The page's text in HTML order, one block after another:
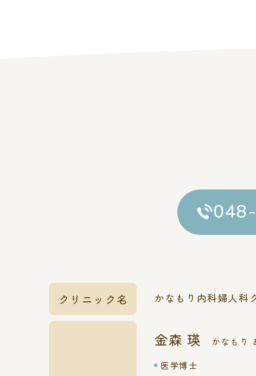
クリニック名 かなもり内科婦人科
金森 瑛
かなもり
医学博士